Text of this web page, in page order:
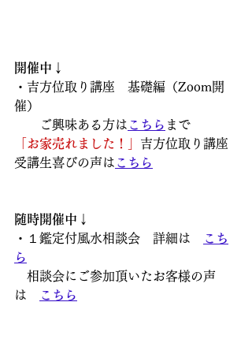
開催中↓
・吉方位取り講座　基礎編（Zoom開
催）
ご興味ある方は こちら まで
「お家売れました！」 吉方位取り講座
受講生喜びの声は こちら
随時開催中↓
・１鑑定付風水相談会　詳細は
こち
ら
相談会にご参加頂いたお客様の声
は
こちら